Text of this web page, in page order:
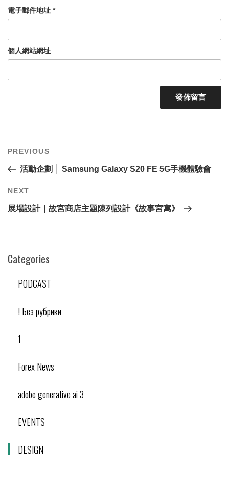
電子郵件地址 *
個人網站網址
章
導
Previous
PREVIOUS
活動企劃 │ Samsung Galaxy S20 FE 5G手機體驗會
Next
NEXT
展場設計｜故宮商店主題陳列設計《故事宮寓》
Categories
PODCAST
! Без рубрики
1
Forex News
adobe generative ai 3
EVENTS
DESIGN